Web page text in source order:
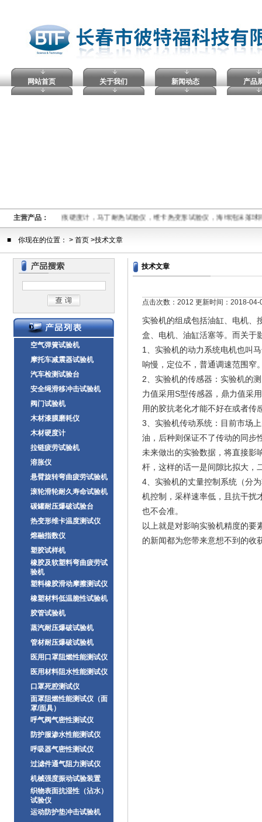
网站首页 关于我们 新闻动态 产品
主营产品：
试验仪，塑料球压痕硬度计，马丁耐热试验仪，维卡热变形试验仪，海绵泡沫落
■ 你现在的位置： > 首页 >技术文章
空气弹簧试验机
摩托车减震器试验机
汽车检测试验台
安全绳滑移冲击试验机
阀门试验机
木材漆膜磨耗仪
木材硬度计
拉链疲劳试验机
溶胀仪
悬臂旋转弯曲疲劳试验机
滚轮滑轮耐久寿命试验机
碳罐耐压爆破试验台
热变形维卡温度测试仪
熔融指数仪
塑胶试样机
橡胶及软塑料弯曲疲劳试
验机
塑料橡胶滑动摩擦测试仪
橡塑材料低温脆性试验机
胶管试验机
蒸汽耐压爆破试验机
管材耐压爆破试验机
医用口罩阻燃性能测试仪
医用材料阻水性能测试仪
口罩死腔测试仪
面罩阻燃性能测试仪（面
罩/面具）
呼气阀气密性测试仪
防护服渗水性能测试仪
呼吸器气密性测试仪
过滤件通气阻力测试仪
机械强度振动试验装置
织物表面抗湿性（沾水）
试验仪
运动防护垫冲击试验机
技术文章
点击次数：2012 更新时间：2018-04-
实验机的组成包括油缸、电机、
盒、电机、油缸活塞等。而关于
1、实验机的动力系统电机也叫
响慢，定位不，普通调速范围窄
2、实验机的传感器：实验机的
力值采用S型传感器，鼎力值采
用的胶抗老化才能不好在或者传
3、实验机传动系统：目前市场
油，后种则保证不了传动的同步
未来做出的实验数据，将直接影
杆，这样的话一是间隙比拟大，
4、实验机的丈量控制系统（分
机控制，采样速率低，且抗干扰
也不会准。
以上就是对影响实验机精度的要
的新闻都为您带来意想不到的收